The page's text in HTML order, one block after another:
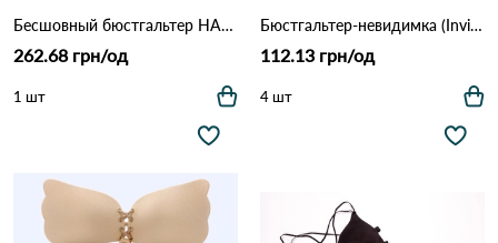
Бесшовный бюстгальтер HANA 94445.
262.68 грн/од
1 шт
Бюстгальтер-невидимка (Invisible Bra) на шнуровке 848 Бежевый
112.13 грн/од
4 шт